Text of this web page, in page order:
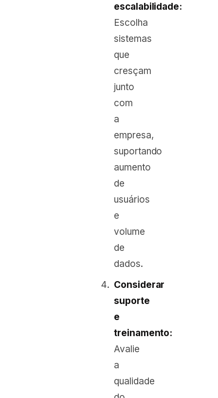
escalabilidade:
Escolha
sistemas
que
cresçam
junto
com
a
empresa,
suportando
aumento
de
usuários
e
volume
de
dados.
Considerar
suporte
e
treinamento:
Avalie
a
qualidade